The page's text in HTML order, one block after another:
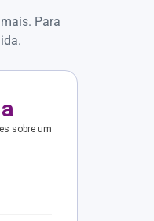
Para
sobre um